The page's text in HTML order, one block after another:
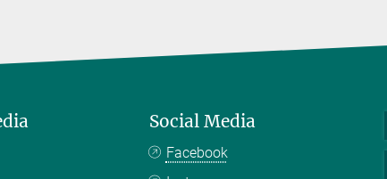
Social Media
Facebook